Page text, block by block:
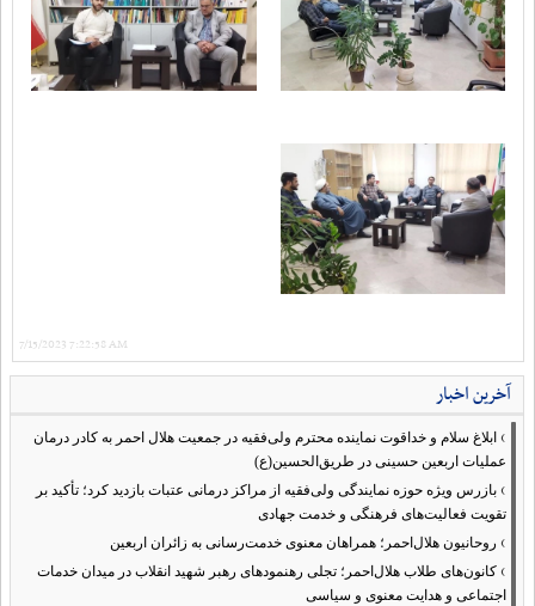
7/15/2023 7:22:58 AM
آخرین اخبار
› ابلاغ سلام و خداقوت نماینده محترم ولی‌فقیه در جمعیت هلال احمر به کادر درمان
عملیات اربعین حسینی در طریق‌الحسین(ع)
› بازرس ویژه حوزه نمایندگی ولی‌فقیه از مراکز درمانی عتبات بازدید کرد؛ تأکید بر
تقویت فعالیت‌های فرهنگی و خدمت جهادی
› روحانیون هلال‌احمر؛ همراهان معنوی خدمت‌رسانی به زائران اربعین
› کانون‌های طلاب هلال‌احمر؛ تجلی رهنمودهای رهبر شهید انقلاب در میدان خدمات
اجتماعی و هدایت معنوی و سیاسی